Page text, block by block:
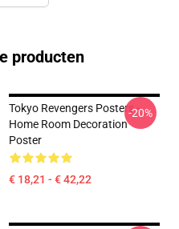
producten
Tokyo Revengers Posters -
Home Room Decoration
Poster
€ 18,21 - € 42,22
-20%